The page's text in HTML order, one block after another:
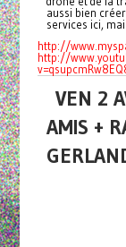
aussi bien
services ici,
http://
http://
v
VEN 2
AMIS +